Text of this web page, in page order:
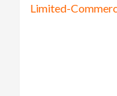
Limited-